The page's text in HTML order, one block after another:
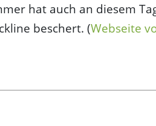
hat auch an diesem
beschert. (Webseite